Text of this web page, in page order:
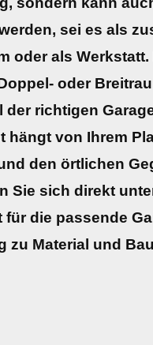
sei es als
oder als Werkstatt.
oder
der richtigen
hängt von Ihrem
den örtlichen
Sie sich direkt
für die passende
zu Material und